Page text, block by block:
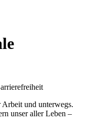
Arbeit und unterwegs.
unser aller Leben –